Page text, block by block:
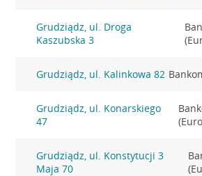
Grudziądz, ul. Droga
Kaszubska 3
Grudziądz, ul. Kalinkowa 82
Grudziądz, ul. Konarskiego
47
Grudziądz, ul. Konstytucji 3
Maja 70